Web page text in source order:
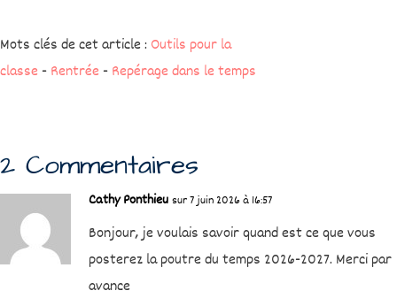
Mots clés de cet article : Outils pour la
classe - Rentrée - Repérage dans le temps
2 Commentaires
Cathy Ponthieu sur 7 juin 2026 à 16:57
Bonjour, je voulais savoir quand est ce que vous
posterez la poutre du temps 2026-2027. Merci par
avance